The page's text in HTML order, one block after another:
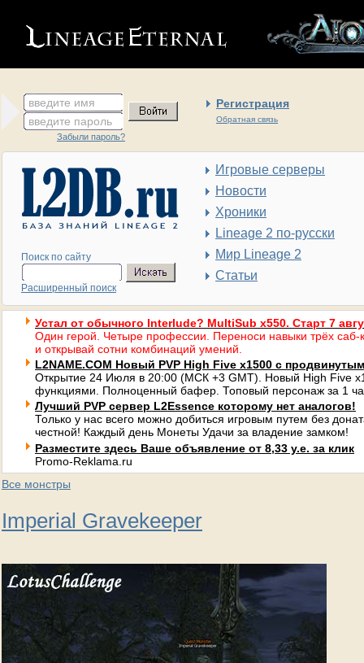
введите имя Регистрация
Обратная связь
введите пароль
Забыли пароль?
Поиск по сайту
Расширенный поиск
Игровые серверы
Новости
Хроники
Lineage 2 по-русски
Мир Lineage 2
Статьи
Устал от обычного Interlude? MultiSub x550. Старт 7
Один герой. Четыре профессии. Переноси навыки трёх саб-
и открывай сотни комбинаций умений.
L2NAME.COM Новый PVP High Five x1500 с
Открытие 24 Июля в 20:00 (МСК +3 GMT). Новый High Five
функциями. Полноценный бафер. Топовый персонаж за 1
Лучший PVP сервер L2Essence которому нет аналогов!
Только у нас всего можно добиться игровым путем без
честной! Каждый день Монеты Удачи за владение замком!
Разместите здесь Ваше объявление от 8,33 у.е. за клик
Promo-Reklama.ru
Все монстры
Imperial Gravekeeper